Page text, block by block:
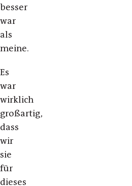
besser
war
als
meine.
Es
war
wirklich
großartig,
dass
wir
sie
für
dieses